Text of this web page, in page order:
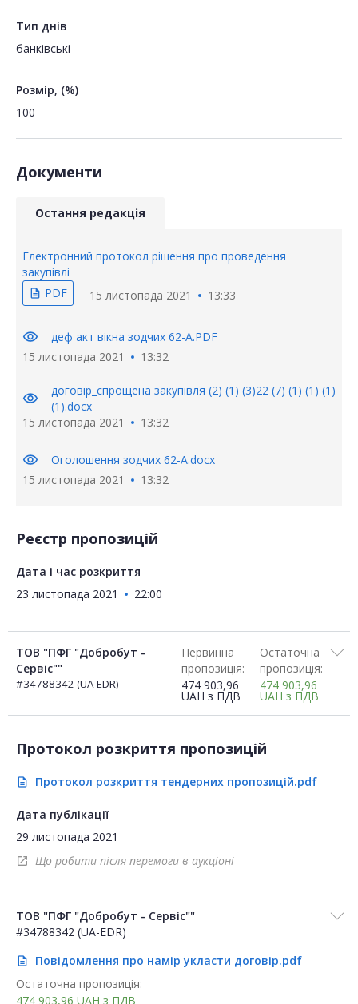
Тип днів
банківські
Розмір, (%)
100
Документи
Остання редакція
Електронний протокол рішення про проведення
закупівлі
description PDF 15 листопада 2021 13:33
visibility
деф акт вікна зодчих 62-А.PDF
15 листопада 2021
13:32
visibility
договір_спрощена закупівля (2) (1) (3)22 (7) (1) (1) (1)
(1).docx
15 листопада 2021
13:32
visibility
Оголошення зодчих 62-А.docx
15 листопада 2021
13:32
Реєстр пропозицій
Дата і час розкриття
23 листопада 2021
22:00
ТОВ "ПФГ "Добробут -
Сервіс""
#34788342 (UA-EDR)
Первинна
пропозиція:
474 903,96
UAH з ПДВ
Остаточна
пропозиція:
474 903,96
UAH з ПДВ
Протокол розкриття пропозицій
description Протокол розкриття тендерних пропозицій.pdf
Дата публікації
29 листопада 2021
open_in_new Що робити після перемоги в аукціоні
ТОВ "ПФГ "Добробут - Сервіс""
#34788342 (UA-EDR)
description
Повідомлення про намір укласти договір.pdf
Остаточна пропозиція:
474 903,96 UAH з ПДВ